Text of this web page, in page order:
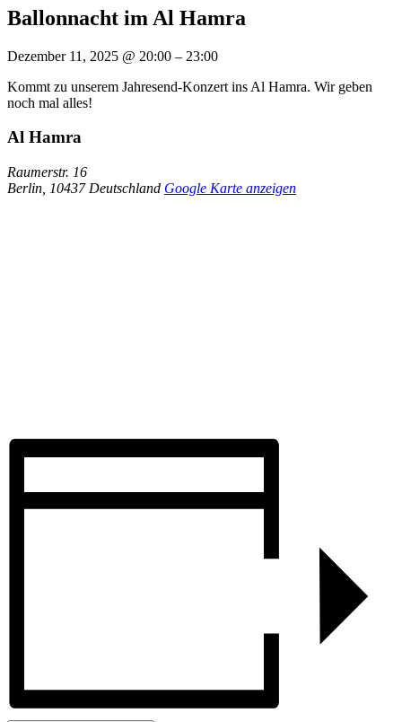
Ballonnacht im Al Hamra
Dezember 11, 2025 @ 20:00 – 23:00
Kommt zu unserem Jahresend-Konzert ins Al Hamra. Wir geben
noch mal alles!
Al Hamra
Raumerstr. 16
Berlin 10437 Deutschland Google Karte anzeigen